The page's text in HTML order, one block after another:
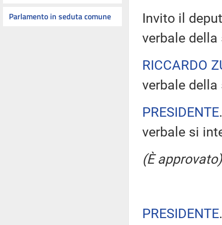
Parlamento in seduta comune
Invito il
verbale della
RICCARDO
verbale
PRESIDENTE
verbale si
(È approvato)
PRESIDENTE